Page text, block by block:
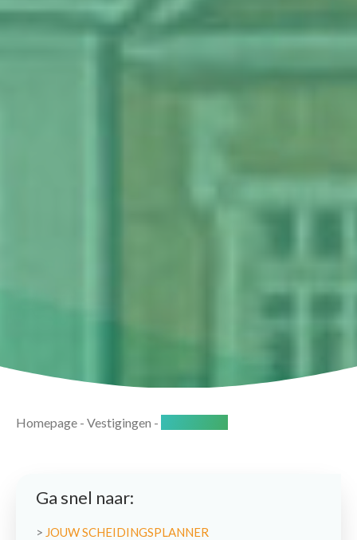
Homepage - Vestigingen -
Ga snel naar:
> JOUW SCHEIDINGSPLANNER